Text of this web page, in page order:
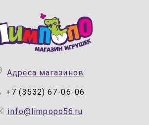
Адреса магазинов
+7 (3532) 67-06-06
info@limpopo56.ru